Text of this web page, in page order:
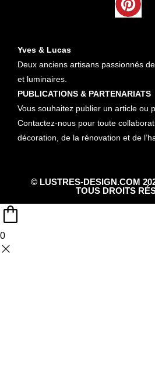
Yves & Lucas
Deux anciens artisans passionnés
et luminaires.
PUBLICATIONS & PARTENARIATS
Vous souhaitez publier un article ou
Contactez-nous pour toute
décoration, de la rénovation et de
© LUSTRES-DESIGN.COM
TOUS DROITS
0